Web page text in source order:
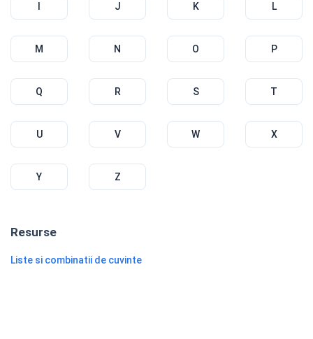
J K L
M N O P
Q R S T
U V W X
Y Z
Resurse
Liste si combinatii de cuvinte